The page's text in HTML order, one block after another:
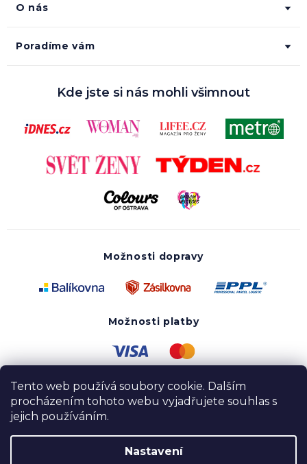
Tento web používá soubory cookie. Dalším
procházením tohoto webu vyjadřujete souhlas s
jejich používáním.
Nastavení
O nás
Poradíme vám
Kde jste si nás mohli všimnout
Možnosti dopravy
Možnosti platby